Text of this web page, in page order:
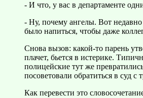
- И что, у вас в департаменте
- Ну, почему ангелы. Вот
было напиться, чтобы даже
Снова вызов: какой-то парень
плачет, бьется в истерике.
полицейские тут же
посоветовали обратиться в суд
Как перевести это